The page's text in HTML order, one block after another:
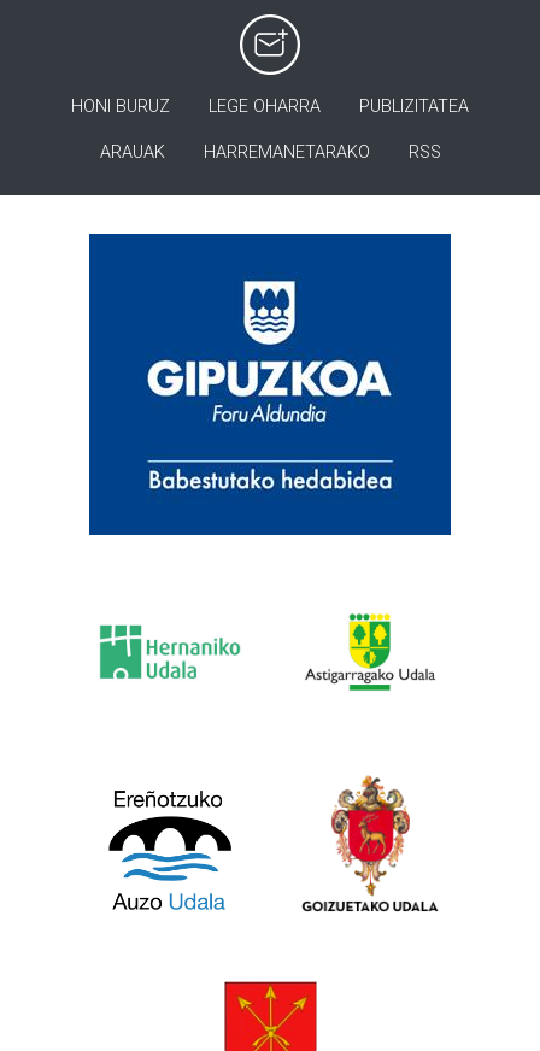
HONI BURUZ LEGE OHARRA PUBLIZITATEA
ARAUAK HARREMANETARAKO RSS